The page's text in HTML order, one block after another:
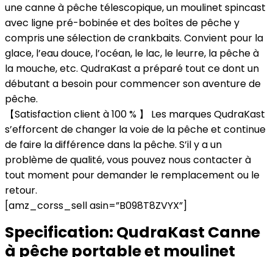
une canne à pêche télescopique, un moulinet spincast
avec ligne pré-bobinée et des boîtes de pêche y
compris une sélection de crankbaits. Convient pour la
glace, l’eau douce, l’océan, le lac, le leurre, la pêche à
la mouche, etc. QudraKast a préparé tout ce dont un
débutant a besoin pour commencer son aventure de
pêche.
【Satisfaction client à 100 % 】 Les marques QudraKast
s’efforcent de changer la voie de la pêche et continue
de faire la différence dans la pêche. S’il y a un
problème de qualité, vous pouvez nous contacter à
tout moment pour demander le remplacement ou le
retour.
[amz_corss_sell asin=”B098T8ZVYX”]
Specification: QudraKast Canne
à pêche portable et moulinet